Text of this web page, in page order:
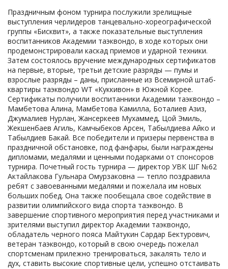
Праздничным фоном турнира послужили зрелищные
выступления черлидеров танцевально-хореографической
группы «Бисквит», а также показательные выступления
воспитанников Академии таэквондо, в ходе которых они
продемонстрировали каскад приемов и ударной техники.
Затем состоялось вручение международных сертификатов
на первые, вторые, третьи детские разряды — пумы и
взрослые разряды – даны, присланные из Всемирной штаб-
квартиры таэквондо WT «Куккивон» в Южной Корее.
Сертификаты получили воспитанники Академии таэквондо –
Мамбетова Алина, Мамбетова Камилла, Боталиев Азиз,
Джумалиев Нурлан, Жансеркеев Мухаммед, Цой Эмиль,
Жекшенбаев Агиль, Камчыбеков Арсен, Табылдиева Айко и
Табылдиев Бакай. Все победители и призеры первенства в
праздничной обстановке, под фанфары, были награждены
дипломами, медалями и ценными подарками от спонсоров
турнира. Почетный гость турнира — директор УВК ШГ №62
Актайлакова Гульнара Омурзаковна — тепло поздравила
ребят с завоеванными медалями и пожелала им новых
больших побед. Она также пообещала свое содействие в
развитии олимпийского вида спорта таэквондо. В
завершение спортивного мероприятия перед участниками и
зрителями выступил директор Академии таэквондо,
обладатель черного пояса Майтукин Сардар Бектурович,
ветеран таэквондо, который в свою очередь пожелал
спортсменам прилежно тренироваться, закалять тело и
дух, ставить высокие спортивные цели, успешно отстаивать